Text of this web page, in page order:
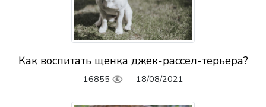
Как воспитать щенка джек-рассел-терьера?
16855 18/08/2021